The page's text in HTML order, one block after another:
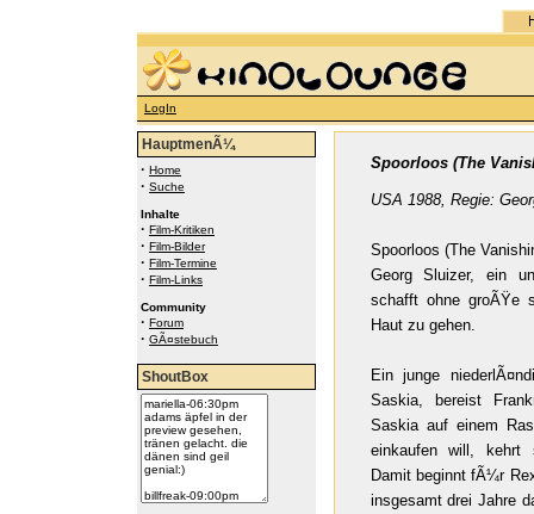
LogIn
HauptmenÃ¼
· Home
· Suche
Inhalte
· Film-Kritiken
· Film-Bilder
· Film-Termine
· Film-Links
Community
· Forum
· GÃ¤stebuch
ShoutBox
Spoorloos (The
USA 1988, Regie:
Spoorloos (The
Georg Sluizer, ein
schafft ohne groÃŸe
Haut zu gehen.
Ein junge
Saskia, bereist
Saskia auf einem
einkaufen will,
Damit beginnt fÃ¼r
insgesamt drei Jahre